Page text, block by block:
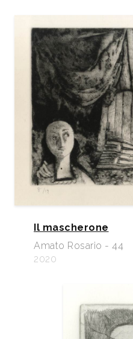
Il mascherone
Amato Rosario - 44
2020